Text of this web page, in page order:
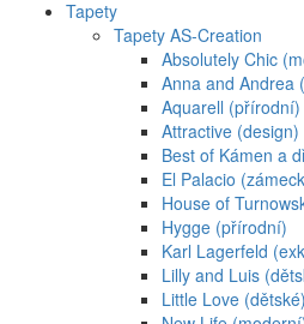
Tapety
Tapety AS-Creation
Absolutely Chic
Anna and Andrea
Aquarell (přírodní)
Attractive (design)
Best of Kámen a
El Palacio
House of
Hygge (přírodní)
Karl Lagerfeld
Lilly and Luis
Little Love (dětské)